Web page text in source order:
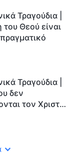
Τραγούδια |
Θεού είναι
Τραγούδια |
δεν
τον Χριστό